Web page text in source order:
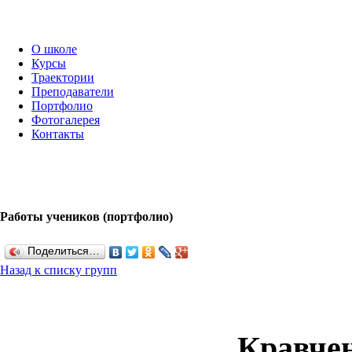
О школе
Курсы
Траектории
Преподаватели
Портфолио
Фотогалерея
Контакты
Работы учеников (портфолио)
Поделиться…
Назад к списку групп